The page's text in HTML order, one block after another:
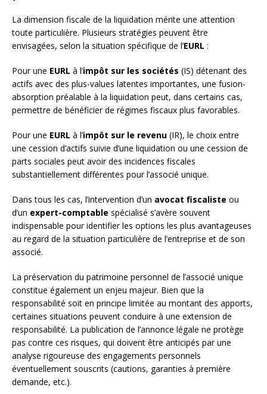
La dimension fiscale de la liquidation mérite une attention
toute particulière. Plusieurs stratégies peuvent être
envisagées, selon la situation spécifique de l’EURL :
Pour une EURL à l’impôt sur les sociétés (IS) détenant des
actifs avec des plus-values latentes importantes, une fusion-
absorption préalable à la liquidation peut, dans certains cas,
permettre de bénéficier de régimes fiscaux plus favorables.
Pour une EURL à l’impôt sur le revenu (IR), le choix entre
une cession d’actifs suivie d’une liquidation ou une cession de
parts sociales peut avoir des incidences fiscales
substantiellement différentes pour l’associé unique.
Dans tous les cas, l’intervention d’un avocat fiscaliste ou
d’un expert-comptable spécialisé s’avère souvent
indispensable pour identifier les options les plus avantageuses
au regard de la situation particulière de l’entreprise et de son
associé.
La préservation du patrimoine personnel de l’associé unique
constitue également un enjeu majeur. Bien que la
responsabilité soit en principe limitée au montant des apports,
certaines situations peuvent conduire à une extension de
responsabilité. La publication de l’annonce légale ne protège
pas contre ces risques, qui doivent être anticipés par une
analyse rigoureuse des engagements personnels
éventuellement souscrits (cautions, garanties à première
demande, etc.).